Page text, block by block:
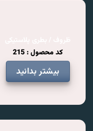
کد محصول : 215
بیشتر بدانید